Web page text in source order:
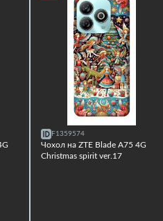
F1359574
Чохол на ZTE Blade A75 4G
Christmas spirit ver.17